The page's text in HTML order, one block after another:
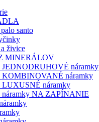
santo
živice
MINERÁLOV
JEDNODRUHOVÉ náramky
KOMBINOVANÉ náramky
LUXUSNÉ náramky
náramky NA ZAPÍNANIE